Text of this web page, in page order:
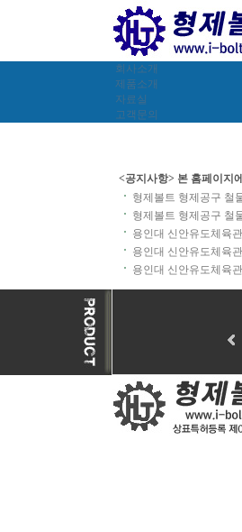
회사소개
제품소개
자료실
고객문의
<공지사항> 본 홈페이지
일,시험성적서공인인증기
록:무단사용금지공고:특허
형제볼트 형제공구 철
형제볼트 형제공구 철
용인대 신안유도체육
용인대 신안유도체육
용인대 신안유도체육